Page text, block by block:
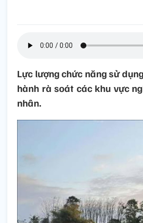
Lực lượng chức năng sử
hành rà soát các khu vực
nhân.